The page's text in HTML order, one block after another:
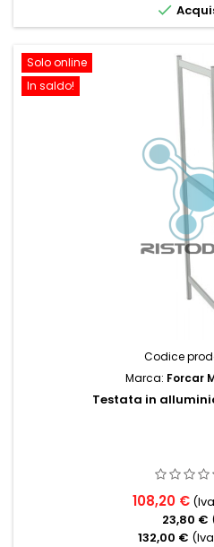

Solo online
In saldo!
Codice
Marca: Forcar
Testata in
108,20 €
23,80 €
132,00 €